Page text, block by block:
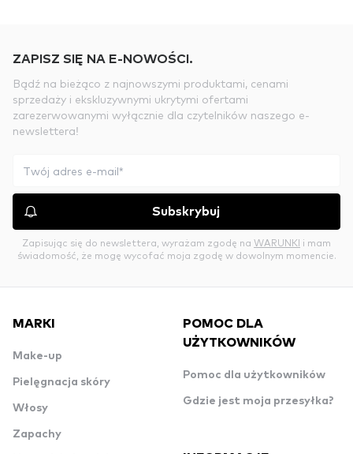
ZAPISZ SIĘ NA E-NOWOŚCI.
Bądź na bieżąco z najnowszymi produktami, cenami
sprzedaży i ekskluzywnymi ukrytymi ofertami
zarezerwowanymi wyłącznie dla czytelników naszego e-
newslettera!
Subskrybuj
Zapisując się do newslettera, wyrażam zgodę na WARUNKI i mam
świadomość, że mogę wycofać moja zgodę w dowolnym momencie.
MARKI
Make-up
Pielęgnacja skóry
Włosy
Zapachy
POMOC DLA
UŻYTKOWNIKÓW
Pomoc dla użytkowników
Gdzie jest moja przesyłka?